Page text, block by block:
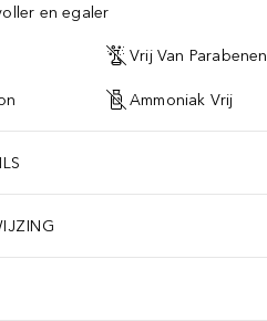
en egaler
Vrij Van Parabenen
Ammoniak Vrij